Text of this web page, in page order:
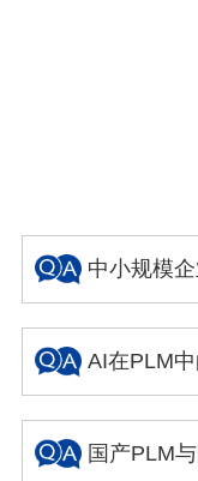
中小规模